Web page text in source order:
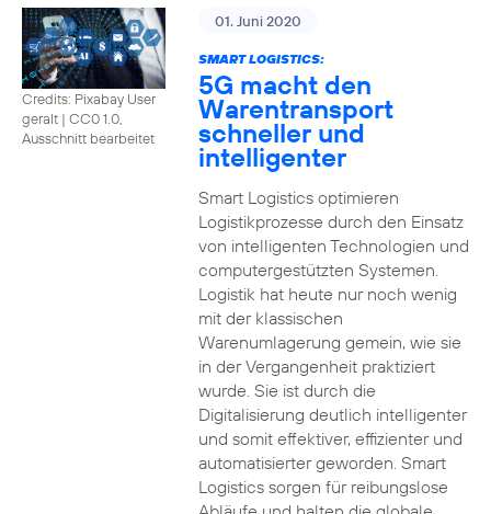
Credits: Pixabay User
geralt | CC0 1.0,
Ausschnitt bearbeitet
01. Juni 2020
SMART LOGISTICS:
5G macht den
Warentransport
schneller und
intelligenter
Smart Logistics optimieren
Logistikprozesse durch den Einsatz
von intelligenten Technologien und
computergestützten Systemen.
Logistik hat heute nur noch wenig
mit der klassischen
Warenumlagerung gemein, wie sie
in der Vergangenheit praktiziert
wurde. Sie ist durch die
Digitalisierung deutlich intelligenter
und somit effektiver, effizienter und
automatisierter geworden. Smart
Logistics sorgen für reibungslose